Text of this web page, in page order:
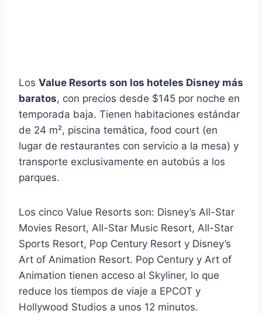
Los Value Resorts son los hoteles Disney más
baratos, con precios desde $145 por noche en
temporada baja. Tienen habitaciones estándar
de 24 m², piscina temática, food court (en
lugar de restaurantes con servicio a la mesa) y
transporte exclusivamente en autobús a los
parques.
Los cinco Value Resorts son: Disney’s All-Star
Movies Resort, All-Star Music Resort, All-Star
Sports Resort, Pop Century Resort y Disney’s
Art of Animation Resort. Pop Century y Art of
Animation tienen acceso al Skyliner, lo que
reduce los tiempos de viaje a EPCOT y
Hollywood Studios a unos 12 minutos.